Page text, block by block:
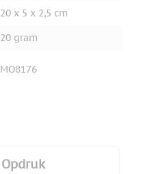
20 x 5 x 2,5 cm
20 gram
MO8176
Opdruk